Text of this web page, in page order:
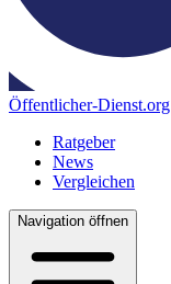
Öffentlicher-Dienst.org
Ratgeber
News
Vergleichen
Navigation öffnen